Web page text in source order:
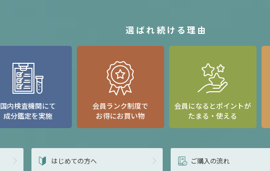
選ばれ続ける理由
国内検査機関にて
成分鑑定を実施
会員ランク制度で
お得にお買い物
会員になるとポイントが
たまる・使える
はじめての方へ ご購入の流れ